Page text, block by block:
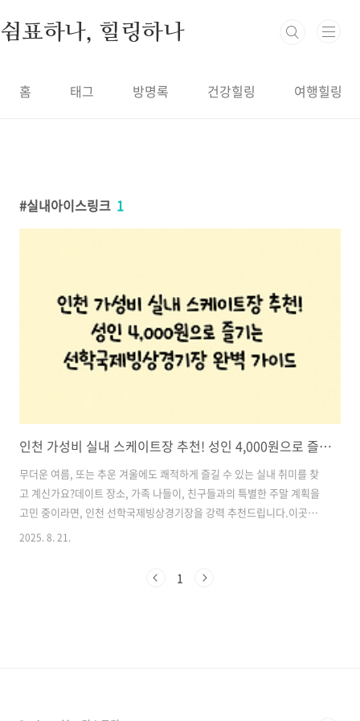
쉼표하나, 힐링하나
홈 태그 방명록 건강힐링 여행힐링
실내아이스링크 1
인천 가성비 실내 스케이트장 추천! 성인 4,000원으로 즐기는 선학국제빙상경기장 완벽 가이드
무더운 여름, 또는 추운 겨울에도 쾌적하게 즐길 수 있는 실내 취미를 찾
고 계신가요?데이트 장소, 가족 나들이, 친구들과의 특별한 주말 계획을
고민 중이라면, 인천 선학국제빙상경기장을 강력 추천드립니다.이곳은
빙상 국가대표 선수들도 훈련하는 국제 규격의 실내 아이스링크장으로,
원한 스케이팅을 즐길 수 있는 숨겨진 명소입니다.게다가 스케이트 장비
2025. 8. 21.
1